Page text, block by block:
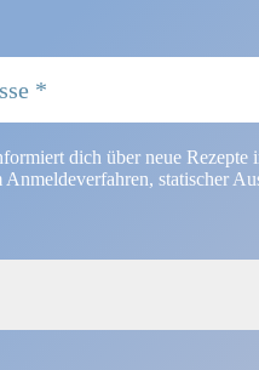
dich über neue Rezepte
Anmeldeverfahren, statischer